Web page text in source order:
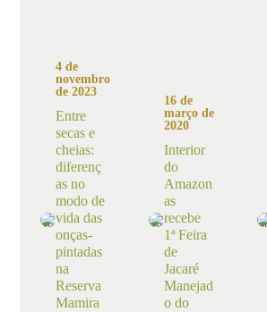
4 de
novembro
de 2023
Entre
secas e
cheias:
diferenç
as no
modo de
vida das
onças-
pintadas
na
Reserva
Mamira
16 de
março de
2020
Interior
do
Amazon
as
recebe
1ª Feira
de
Jacaré
Manejad
o do